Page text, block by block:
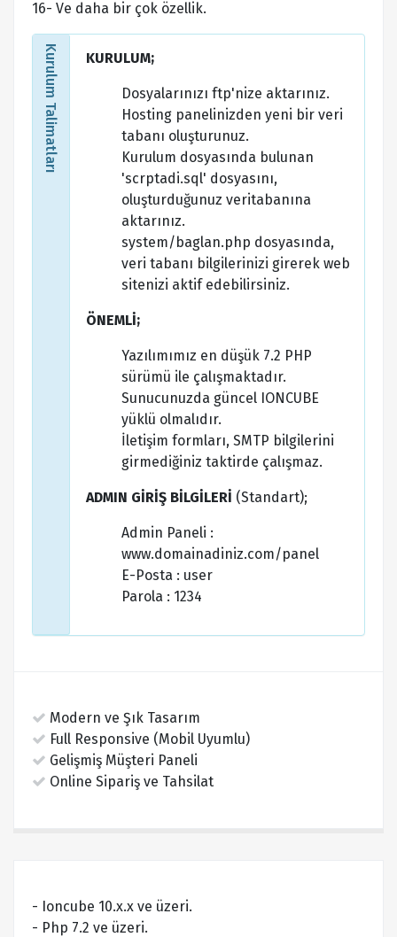
16- Ve daha bir çok özellik.
Kurulum Talimatları KURULUM;
Dosyalarınızı ftp'nize aktarınız.
Hosting panelinizden yeni bir veri
tabanı oluşturunuz.
Kurulum dosyasında bulunan
'scrptadi.sql' dosyasını,
oluşturduğunuz veritabanına
aktarınız.
system/baglan.php dosyasında,
veri tabanı bilgilerinizi girerek web
sitenizi aktif edebilirsiniz.
ÖNEMLİ;
Yazılımımız en düşük 7.2 PHP
sürümü ile çalışmaktadır.
Sunucunuzda güncel IONCUBE
yüklü olmalıdır.
İletişim formları, SMTP bilgilerini
girmediğiniz taktirde çalışmaz.
ADMIN GİRİŞ BİLGİLERİ (Standart);
Admin Paneli :
www.domainadiniz.com/panel
E-Posta : user
Parola : 1234
Modern ve Şık Tasarım
Full Responsive (Mobil Uyumlu)
Gelişmiş Müşteri Paneli
Online Sipariş ve Tahsilat
- Ioncube 10.x.x ve üzeri.
- Php 7.2 ve üzeri.